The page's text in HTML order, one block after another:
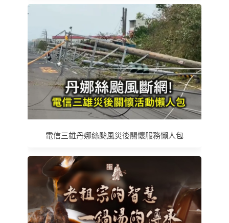
電信三雄丹娜絲颱風災後關懷服務懶人包